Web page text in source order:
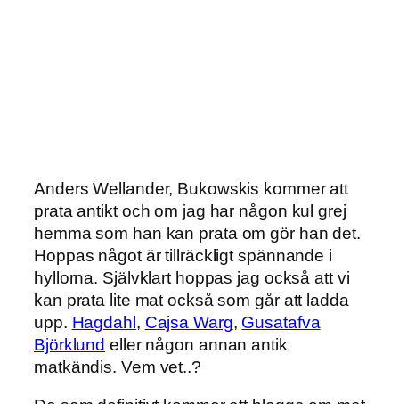
Anders Wellander, Bukowskis kommer att
prata antikt och om jag har någon kul grej
hemma som han kan prata om gör han det.
Hoppas något är tillräckligt spännande i
hyllorna. Självklart hoppas jag också att vi
kan prata lite mat också som går att ladda
upp. Hagdahl , Cajsa Warg, Gusatafva
Björklund eller någon annan antik
matkändis. Vem vet..?